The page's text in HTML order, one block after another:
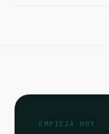
EMPIEZA HOY